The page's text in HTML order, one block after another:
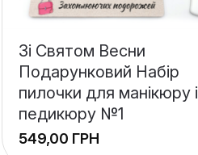
Зі Святом Весни
Подарунковий Набір
пилочки для манікюру і
педикюру №1
ГРН